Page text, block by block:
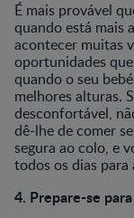
É mais provável
quando está mais
acontecer muitas
oportunidades
quando o seu
melhores alturas.
desconfortável,
dê-lhe de comer
segura ao colo, e
todos os dias
4. Prepare-se